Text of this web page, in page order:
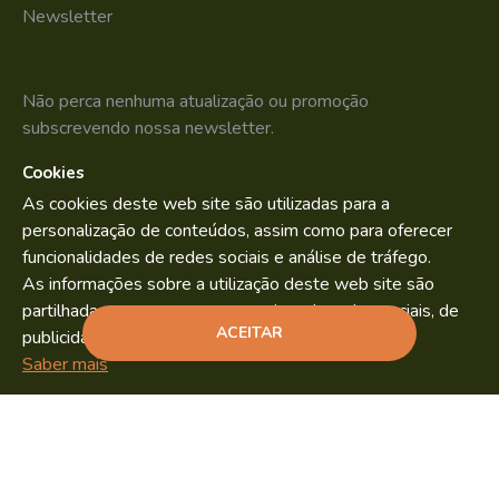
ADICIONAR
Newsletter
Não perca nenhuma atualização ou promoção
subscrevendo nossa newsletter.
Li e aceito osPolítica de Privacidade
Copyright © 2022. ByBild.pt
ACEITAR
Cookies
As cookies deste web site são utilizadas para a
personalização de conteúdos, assim como para oferecer
funcionalidades de redes sociais e análise de tráfego.
As informações sobre a utilização deste web site são
partilhadas com os nossos parceiros de redes sociais, de
publicidade e análise.
Saber mais